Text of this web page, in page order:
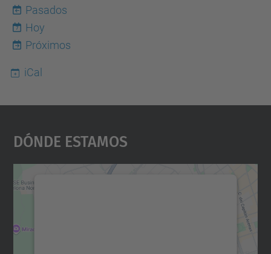
Pasados
7
Hoy
Próximos
iCal
Dónde Estamos